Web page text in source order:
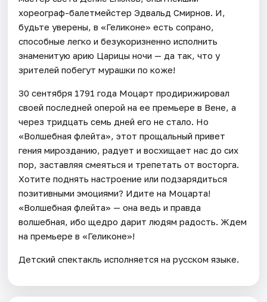
хореограф-балетмейстер Эдвальд Смирнов. И,
будьте уверены, в «Геликоне» есть сопрано,
способные легко и безукоризненно исполнить
знаменитую арию Царицы ночи — да так, что у
зрителей побегут мурашки по коже!
30 сентября 1791 года Моцарт продирижировал
своей последней оперой на ее премьере в Вене, а
через тридцать семь дней его не стало. Но
«Волшебная флейта», этот прощальный привет
гения мирозданию, радует и восхищает нас до сих
пор, заставляя смеяться и трепетать от восторга.
Хотите поднять настроение или подзарядиться
позитивными эмоциями? Идите на Моцарта!
«Волшебная флейта» — она ведь и правда
волшебная, ибо щедро дарит людям радость. Ждем
на премьере в «Геликоне»!
Детский спектакль исполняется на русском языке.